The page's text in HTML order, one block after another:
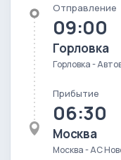
Отправление
09:00
Горловка
Горловка -
Прибытие
06:30
Москва
Москва - АС